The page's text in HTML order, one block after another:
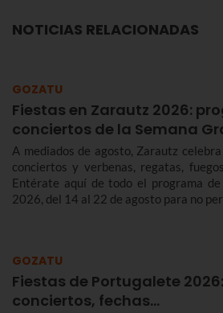
NOTICIAS RELACIONADAS
GOZATU
Fiestas en Zarautz 2026:
conciertos de la Semana
A mediados de agosto, Zarautz
conciertos y verbenas, regatas,
Entérate aquí de todo el programa
2026, del 14 al 22 de agosto para no
GOZATU
Fiestas de Portugalete
conciertos, fechas…